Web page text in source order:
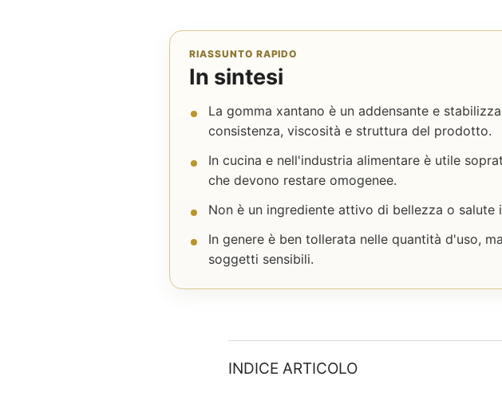
RIASSUNTO RAPIDO
In sintesi
La gomma xantano è un addensante e
consistenza, viscosità e struttura del prodotto.
In cucina e nell'industria alimentare è utile
che devono restare omogenee.
Non è un ingrediente attivo di bellezza o
In genere è ben tollerata nelle quantità d'uso,
soggetti sensibili.
INDICE ARTICOLO